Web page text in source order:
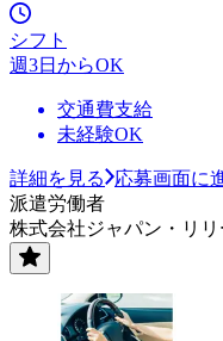
シフト
週3日からOK
交通費支給
未経験OK
詳細を見る
応募画面に
派遣労働者
株式会社ジャパン・リリ